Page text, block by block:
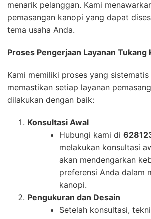
menarik pelanggan. Kami
pemasangan kanopi yang dapat
tema usaha Anda.
Proses Pengerjaan Layanan Tukang
Kami memiliki proses yang sistematis
memastikan setiap layanan
dilakukan dengan baik:
Konsultasi Awal
Hubungi kami di
melakukan konsultasi
akan mendengarkan
preferensi Anda dalam
kanopi.
Pengukuran dan Desain
Setelah konsultasi,